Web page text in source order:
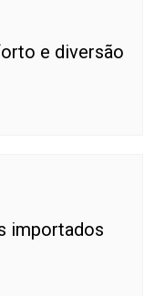
e diversão
importados